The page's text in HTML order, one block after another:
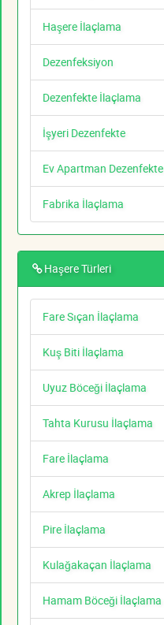
Haşere İlaçlama
Dezenfeksiyon
Dezenfekte İlaçlama
İşyeri Dezenfekte
Ev Apartman Dezenfekte
Fabrika İlaçlama
Haşere Türleri
Fare Sıçan İlaçlama
Kuş Biti İlaçlama
Uyuz Böceği İlaçlama
Tahta Kurusu İlaçlama
Fare İlaçlama
Akrep İlaçlama
Pire İlaçlama
Kulağakaçan İlaçlama
Hamam Böceği İlaçlama